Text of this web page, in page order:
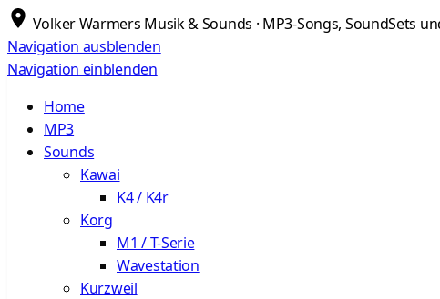
Volker Warmers Musik & Sounds · MP3-Songs, SoundSets
Navigation ausblenden
Navigation einblenden
Home
MP3
Sounds
Kawai
K4 / K4r
Korg
M1 / T-Serie
Wavestation
Kurzweil